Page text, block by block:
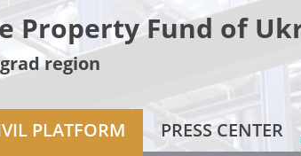
Property Fund of
region
PLATFORM PRESS CENTER